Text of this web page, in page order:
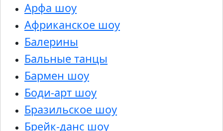
Арфа шоу
Африканское шоу
Балерины
Бальные танцы
Бармен шоу
Боди-арт шоу
Бразильское шоу
Брейк-данс шоу